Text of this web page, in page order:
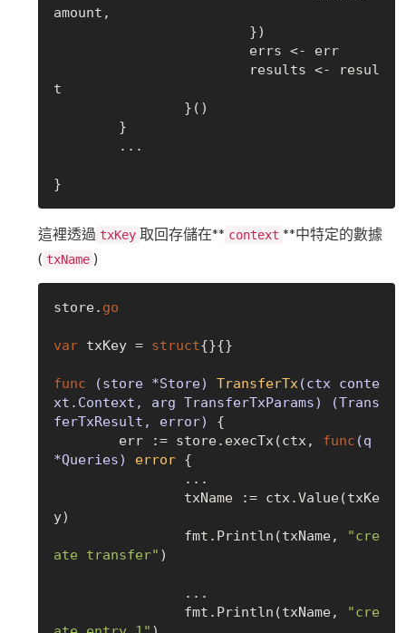
amount,
t
這裡透過 txKey 取回存儲在** context **中特定的數據
( txName )
store. go
var txKey = struct{}{}
func (store *Store) TransferTx(ctx conte
xt.Context, arg TransferTxParams)
(Trans
ferTxResult, error)
{
	err := store.execTx(ctx,
func (q
*Queries)
error {
y)
		fmt.Println(txName,
"cre
ate transfer" )
		fmt.Println(txName,
"cre